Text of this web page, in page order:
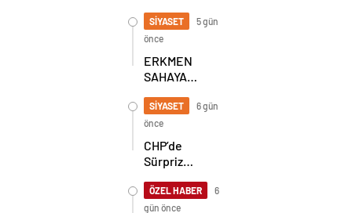
BAŞKAN
SEÇİLDİ
SİYASET
5 gün
önce
ERKMEN
SAHAYA
GÖKÇEBEY
VE
ÇAYCUMA’DA
SİYASET
6 gün
önce
CHP’de
Sürpriz
Başkanlığı
İçin
ÖZEL HABER
6
gün önce